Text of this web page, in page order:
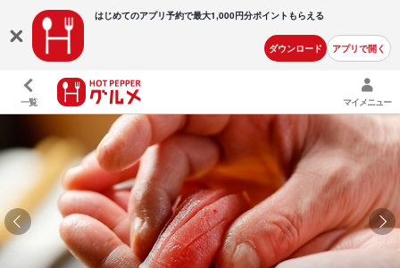
はじめてのアプリ予約で最大1,000円分ポイントもらえる
ダウンロード アプリで開く
一覧 マイメニュー